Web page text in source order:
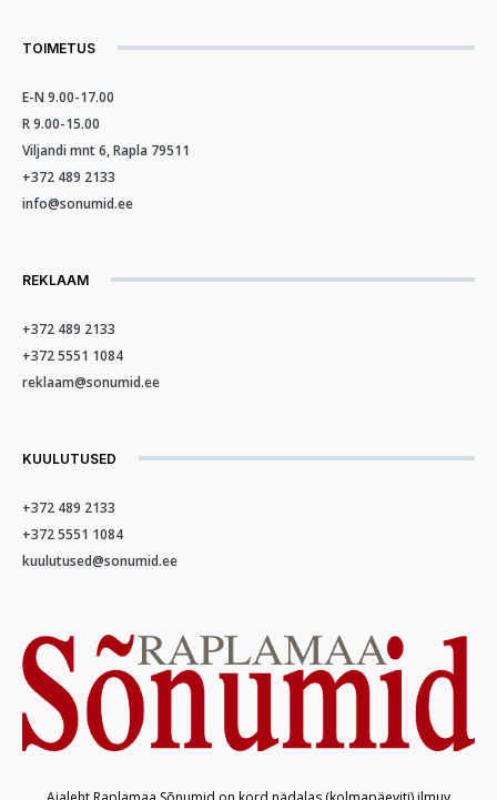
TOIMETUS
E-N 9.00-17.00
R 9.00-15.00
Viljandi mnt 6, Rapla 79511
+372 489 2133
info@sonumid.ee
REKLAAM
+372 489 2133
+372 5551 1084
reklaam@sonumid.ee
KUULUTUSED
+372 489 2133
+372 5551 1084
kuulutused@sonumid.ee